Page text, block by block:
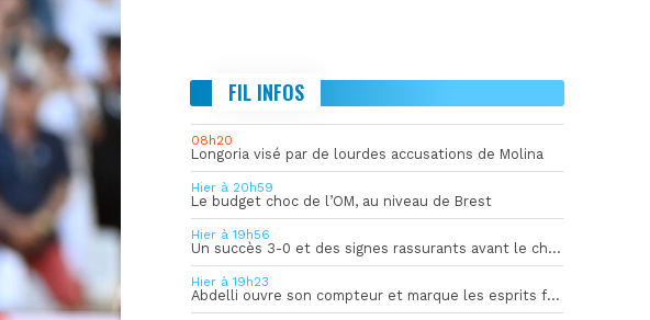
FIL INFOS
08h20
Longoria visé par de lourdes accusations de Molina
Hier à 20h59
Le budget choc de l’OM, au niveau de Brest
Hier à 19h56
Un succès 3-0 et des signes rassurants avant le choc face à Bilbao
Hier à 19h23
Abdelli ouvre son compteur et marque les esprits face à Al-Shahania